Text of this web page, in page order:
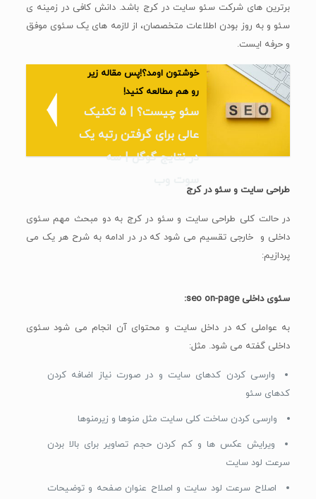
برترین های شرکت سئو سایت در کرج باشد. دانش کافی در زمینه ی
سئو و به روز بودن اطلاعات متخصصان، از لازمه های یک سئوی موفق
و حرفه ایست.
خوشتون اومد؟!پس مقاله زیر
رو هم مطالعه کنید!
سئو چیست؟ | ۵ تکنیک
عالی برای گرفتن رتبه یک
در نتایج گوگل | سه
طراحی سایت و سئو در کرج
در حالت کلی طراحی سایت و سئو در کرج به دو مبحث مهم سئوی
داخلی و خارجی تقسیم می شود که در در ادامه به شرح هر یک می
پردازیم:
سئوی داخلی seo on-page:
به عواملی که در داخل سایت و محتوای آن انجام می شود سئوی
داخلی گفته می شود. مثل:
وارسی کردن کدهای سایت و در صورت نیاز اضافه کردن
کدهای سئو
وارسی کردن ساخت کلی سایت مثل منوها و زیرمنوها
ویرایش عکس ها و کم کردن حجم تصاویر برای بالا بردن
سرعت لود سایت
اصلاح سرعت لود سایت و اصلاح عنوان صفحه و توضیحات